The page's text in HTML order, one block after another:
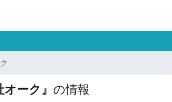
オーク』 の情報